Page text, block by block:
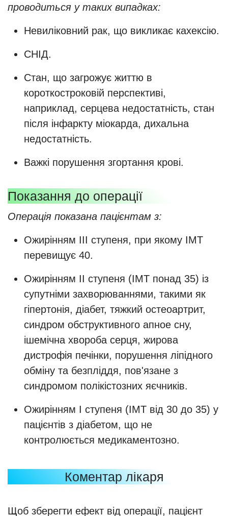
проводиться у таких випадках:
Невиліковний рак, що викликає кахексію.
СНІД.
Стан, що загрожує життю в
короткостроковій перспективі,
наприклад, серцева недостатність, стан
після інфаркту міокарда, дихальна
недостатність.
Важкі порушення згортання крові.
Показання до операції
Операція показана пацієнтам з:
Ожирінням ІІІ ступеня, при якому ІМТ
перевищує 40.
Ожирінням ІІ ступеня (ІМТ понад 35) із
супутніми захворюваннями, такими як
гіпертонія, діабет, тяжкий остеоартрит,
синдром обструктивного апное сну,
ішемічна хвороба серця, жирова
дистрофія печінки, порушення ліпідного
обміну та безпліддя, пов'язане з
синдромом полікістозних яєчників.
Ожирінням І ступеня (ІМТ від 30 до 35) у
пацієнтів з діабетом, що не
контролюється медикаментозно.
Коментар лікаря
Щоб зберегти ефект від операції, пацієнт